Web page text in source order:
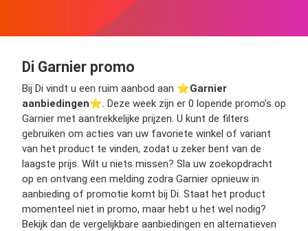
Di Garnier promo
Bij Di vindt u een ruim aanbod aan ⭐️Garnier
aanbiedingen⭐️. Deze week zijn er 0 lopende promo’s op
Garnier met aantrekkelijke prijzen. U kunt de filters
gebruiken om acties van uw favoriete winkel of variant
van het product te vinden, zodat u zeker bent van de
laagste prijs. Wilt u niets missen? Sla uw zoekopdracht
op en ontvang een melding zodra Garnier opnieuw in
aanbieding of promotie komt bij Di. Staat het product
momenteel niet in promo, maar hebt u het wel nodig?
Bekijk dan de vergelijkbare aanbiedingen en alternatieven